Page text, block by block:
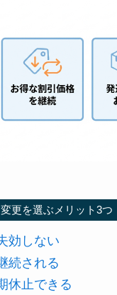
更を選ぶメリット3つ
効しない
続される
休止できる